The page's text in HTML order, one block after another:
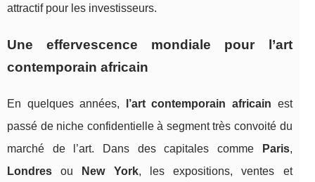
attractif pour les investisseurs.
Une effervescence mondiale pour l’art
contemporain africain
En quelques années, l’art contemporain africain est
passé de niche confidentielle à segment très convoité du
marché de l’art. Dans des capitales comme
Paris,
Londres ou New York, les expositions, ventes et